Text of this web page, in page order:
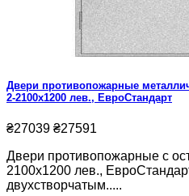
Двери противопожарные
2-2100x1200 лев., ЕвроСтандарт
₴27039 ₴27591
Двери противопожарные с
2100x1200 лев.,
двухстворчатым.....